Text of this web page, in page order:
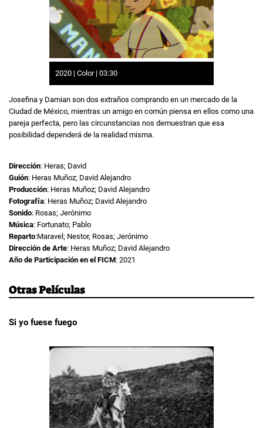
2020 | Color | 03:30
Josefina y Damian son dos extraños comprando en un mercado de la
Ciudad de México, mientras un amigo en común piensa en ellos como una
pareja perfecta, pero las circunstancias nos demuestran que esa
posibilidad dependerá de la realidad misma.
Dirección: Heras; David
Guión: Heras Muñoz; David Alejandro
Producción: Heras Muñoz; David Alejandro
Fotografía: Heras Muñoz; David Alejandro
Sonido: Rosas; Jerónimo
Música: Fortunato; Pablo
Reparto:Maravel; Nestor, Rosas; Jerónimo
Dirección de Arte: Heras Muñoz; David Alejandro
Año de Participación en el FICM: 2021
Otras Películas
Si yo fuese fuego